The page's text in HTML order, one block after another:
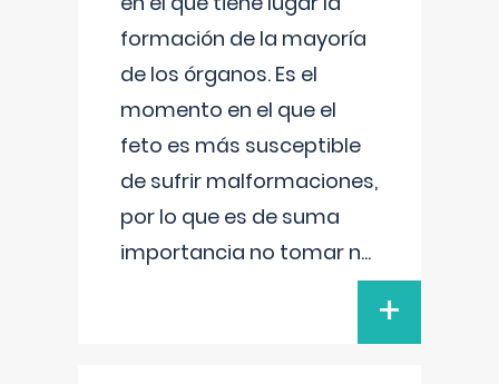
formación de la mayoría
de los órganos. Es el
momento en el que el
feto es más susceptible
de sufrir malformaciones,
por lo que es de suma
importancia no tomar n...
+